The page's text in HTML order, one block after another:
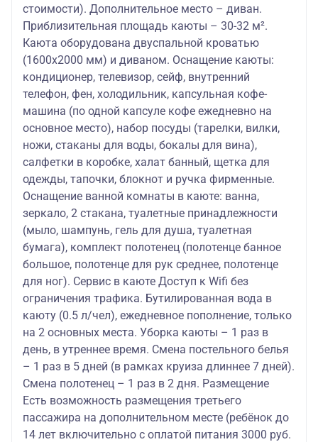
стоимости). Дополнительное место – диван.
Приблизительная площадь каюты – 30-32 м².
Каюта оборудована двуспальной кроватью
(1600х2000 мм) и диваном. Оснащение каюты:
кондиционер, телевизор, сейф, внутренний
телефон, фен, холодильник, капсульная кофе-
машина (по одной капсуле кофе ежедневно на
основное место), набор посуды (тарелки, вилки,
ножи, стаканы для воды, бокалы для вина),
салфетки в коробке, халат банный, щетка для
одежды, тапочки, блокнот и ручка фирменные.
Оснащение ванной комнаты в каюте: ванна,
зеркало, 2 стакана, туалетные принадлежности
(мыло, шампунь, гель для душа, туалетная
бумага), комплект полотенец (полотенце банное
большое, полотенце для рук среднее, полотенце
для ног). Сервис в каюте Доступ к Wifi без
ограничения трафика. Бутилированная вода в
каюту (0.5 л/чел), ежедневное пополнение, только
на 2 основных места. Уборка каюты – 1 раз в
день, в утреннее время. Смена постельного белья
– 1 раз в 5 дней (в рамках круиза длиннее 7 дней).
Смена полотенец – 1 раз в 2 дня. Размещение
Есть возможность размещения третьего
пассажира на дополнительном месте (ребёнок до
14 лет включительно с оплатой питания 3000 руб.